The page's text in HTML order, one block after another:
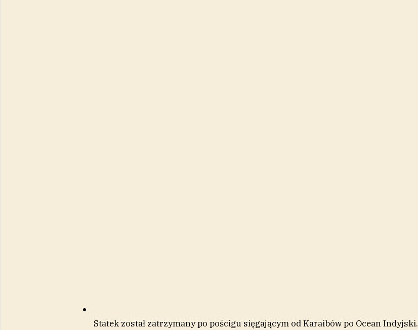
Statek został zatrzymany po pościgu sięgającym od Karaibów po Ocean Indyjski.